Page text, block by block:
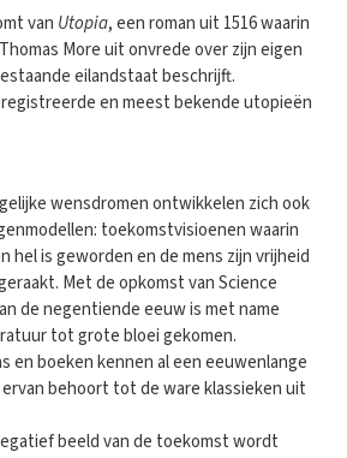
van Utopia, een roman uit 1516 waarin
More uit onvrede over zijn eigen
eilandstaat beschrijft.
en meest bekende utopieën
wensdromen ontwikkelen zich ook
toekomstvisioenen waarin
hel is geworden en de mens zijn vrijheid
Met de opkomst van Science
de negentiende eeuw is met name
tot grote bloei gekomen.
en boeken kennen al een eeuwenlange
behoort tot de ware klassieken uit
beeld van de toekomst wordt